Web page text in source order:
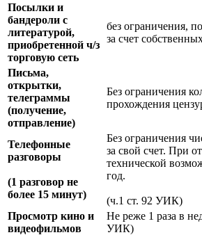
Посылки и
бандероли с
литературой,
приобретенной ч/з
торговую сеть
без ограничения,
за счет
Письма,
открытки,
телеграммы
(получение,
отправление)
Без ограничения
прохождения
Телефонные
разговоры
(1 разговор не
более 15 минут)
Без ограничения
за свой счет. При
технической
год.
(ч.1 ст. 92 УИК)
Просмотр кино и
видеофильмов
Не реже 1 раза в
УИК)